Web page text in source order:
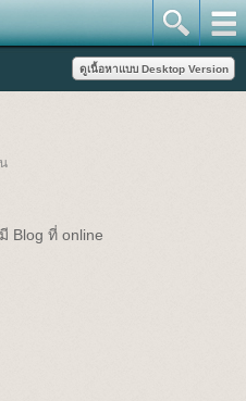
Blog ที่ online